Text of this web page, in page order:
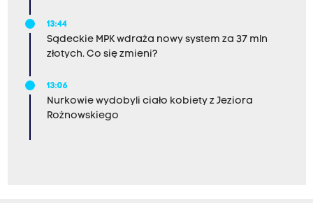
13:44
Sądeckie MPK wdraża nowy system za 37 mln
złotych. Co się zmieni?
13:06
Nurkowie wydobyli ciało kobiety z Jeziora
Rożnowskiego